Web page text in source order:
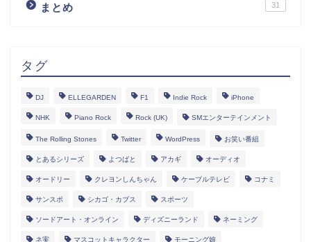
まとめ 31
タグ
DJ ELLEGARDEN F1 Indie Rock iPhone
NHK Piano Rock Rock (UK) SMエンターテインメント
The Rolling Stones Twitter WordPress お笑い番組
とあるシリーズ よつばと アカギ オーディオ
オードリー クレヨンしんちゃん ケーブルテレビ コナミ
サンスポ シカゴ・カブス スポーツ
ソードアート・オンライン ディズニーランド ネーミング
ネ実 マスコットキャラクター モーニング娘